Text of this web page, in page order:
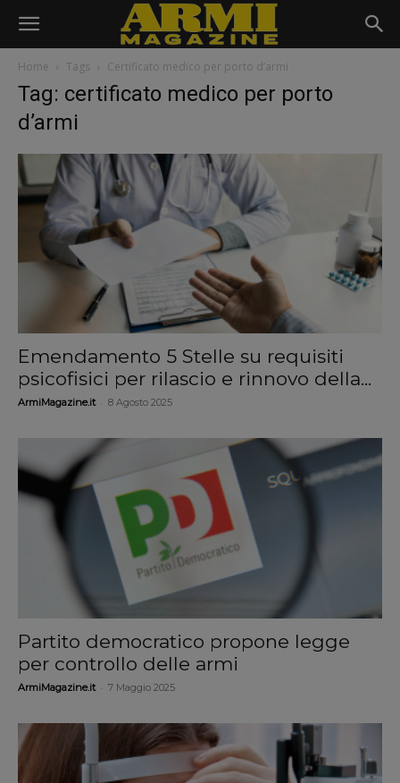
Home Tags Certificato medico per porto d’armi
Tag: certificato medico per porto
d’armi
Emendamento 5 Stelle su requisiti
psicofisici per rilascio e rinnovo della...
ArmiMagazine.it 8 Agosto 2025
Partito democratico propone legge
per controllo delle armi
ArmiMagazine.it 7 Maggio 2025